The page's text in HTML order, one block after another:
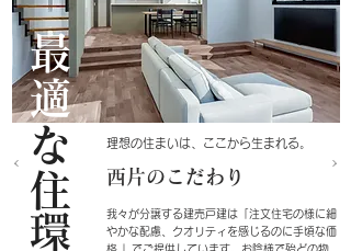
理想の住まいは、ここから生まれる。
​西片のこだわり
我々が分譲する建売戸建は「注文住宅の様に細
やかな配慮、クオリティを感じるのに手頃な価
格 」でご提供しています。お陰様で殆どの物
最適
な住環境